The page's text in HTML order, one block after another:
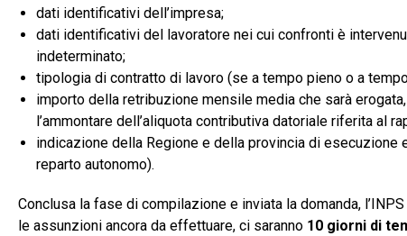
dati identificativi dell’impresa;
dati identificativi del lavoratore nei cui confronti è
indeterminato;
tipologia di contratto di lavoro (se a tempo pieno o a
importo della retribuzione mensile media che sarà
l’ammontare dell’aliquota contributiva datoriale riferita al
indicazione della Regione e della provincia di
reparto autonomo).
Conclusa la fase di compilazione e inviata la domanda,
le assunzioni ancora da effettuare, ci saranno 10 giorni di